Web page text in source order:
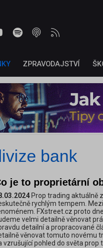
ZPRAVODAJSTVÍ
bank
je to proprietární
Prop trading aktuálně
rychlým tempem.
FXstreet.cz proto
velmi detailně věnovat
detailní a propracované
věnovat tomuto novému
vzrušující pohled do světa prop